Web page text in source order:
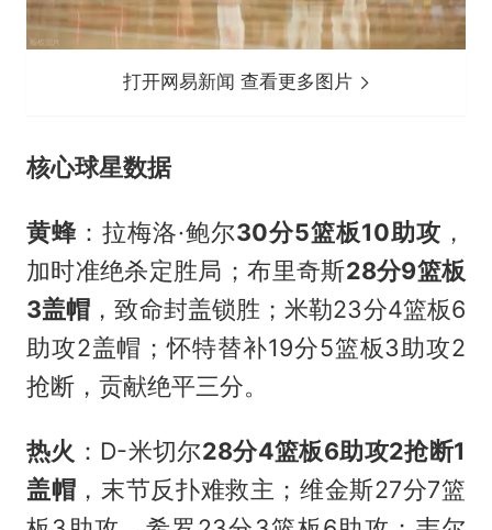
打开网易新闻 查看更多图片
核心球星数据
黄蜂 ：拉梅洛·鲍尔30分5篮板10助攻 ，
加时准绝杀定胜局；布里奇斯28分9篮板
3盖帽 ，致命封盖锁胜；米勒23分4篮板6
助攻2盖帽；怀特替补19分5篮板3助攻2
抢断，贡献绝平三分。
热火 ：D-米切尔28分4篮板6助攻2抢断1
盖帽 ，末节反扑难救主；维金斯27分7篮